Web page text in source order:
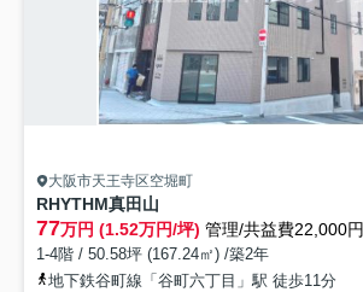
大阪市天王寺区空堀町
RHYTHM真田山
77万円 (1.52万円/坪) 管理/共益費22,000円
1-4階 / 50.58坪 (167.24㎡) /築2年
地下鉄谷町線「谷町六丁目」駅 徒歩11分